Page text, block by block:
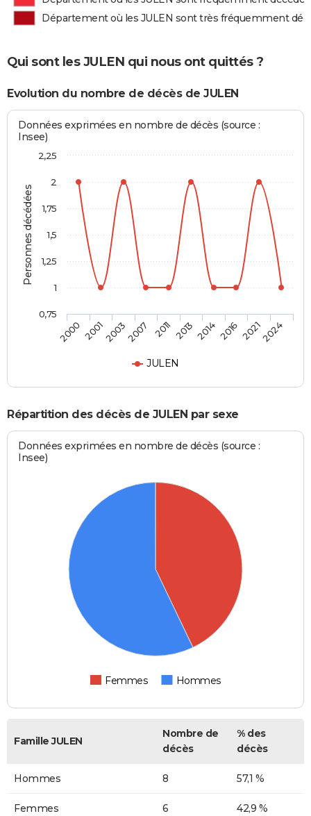
Département où les JULEN sont très fréquemment
Qui sont les JULEN qui nous ont quittés ?
Evolution du nombre de décès de JULEN
Personnes décédées
Données exprimées en nombre de décès (source :
Insee)
JULEN
2000 200120032007 2011 2013 2014 2016 20212024
0,75
1
1,25
1,5
1,75
2
2,25
Répartition des décès de JULEN par sexe
Données exprimées en nombre de décès (source :
Insee)
Femmes Hommes
Famille JULEN
Nombre de
décès
% des
décès
Hommes 8 57,1 %
Femmes 6 42,9 %